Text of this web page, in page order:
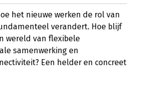
het nieuwe werken de rol van
verandert. Hoe blijf
wereld van flexibele
samenwerking en
Een helder en concreet